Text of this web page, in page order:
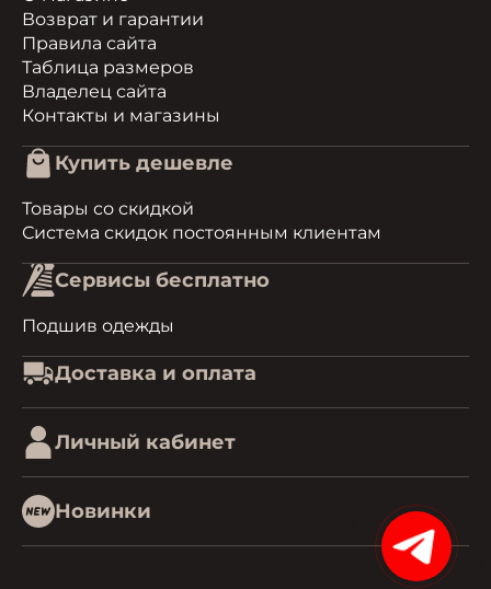
Возврат и гарантии
Правила сайта
Таблица размеров
Владелец сайта
Контакты и магазины
Купить дешевле
Товары со скидкой
Система скидок постоянным клиентам
Сервисы бесплатно
Подшив одежды
Доставка и оплата
Личный кабинет
Новинки
15%